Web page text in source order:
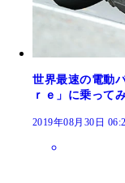
世界最速の電動
ｒｅ」に乗って
2019年08月30日